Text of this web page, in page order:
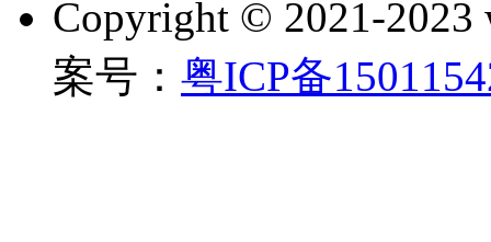
Copyright © 2021-2023
案号： 粤ICP备